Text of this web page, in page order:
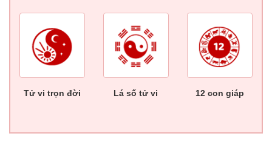
Tử vi trọn đời Lá số tử vi 12 con giáp